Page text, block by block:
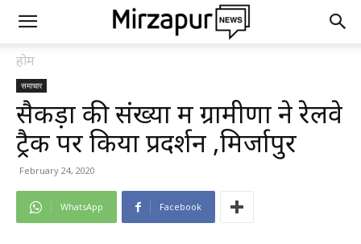
होम
समाचार
सैकड़ों की संख्या में ग्रामीणों ने रेलवे
ट्रैक पर किया प्रदर्शन ,मिर्जापुर
February 24, 2020
WhatsApp Facebook